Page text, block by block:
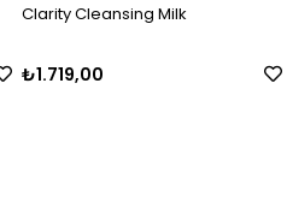
Clarity Cleansing Milk
₺1.719,00